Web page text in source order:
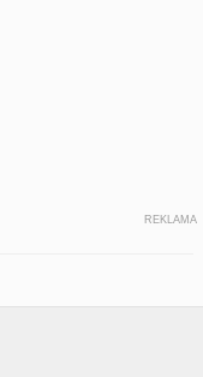
REKLAMA